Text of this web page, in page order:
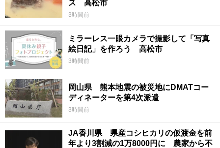
ス 高松市
3時間前
ミラーレス一眼カメラで撮影して「写真
絵日記」を作ろう 高松市
3時間前
岡山県 熊本地震の被災地にDMATコー
ディネーターを第4次派遣
3時間前
JA香川県 県産コシヒカリの仮渡金を前
年より3割減の1万8000円に 農家から不